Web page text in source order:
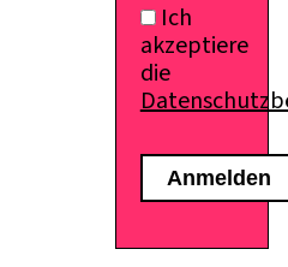
Ich
akzeptiere
die